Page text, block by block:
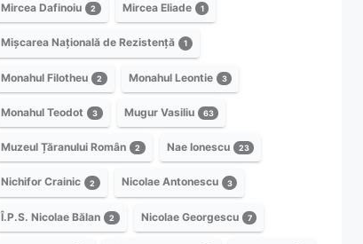
Mircea Dafinoiu 2 Mircea Eliade 1
Mișcarea Națională de Rezistență 1
Monahul Filotheu 2 Monahul Leontie 3
Monahul Teodot 3 Mugur Vasiliu 63
Muzeul Țăranului Român 2 Nae Ionescu 23
Nichifor Crainic 2 Nicolae Antonescu 3
Î.P.S. Nicolae Bălan 2 Nicolae Georgescu 7